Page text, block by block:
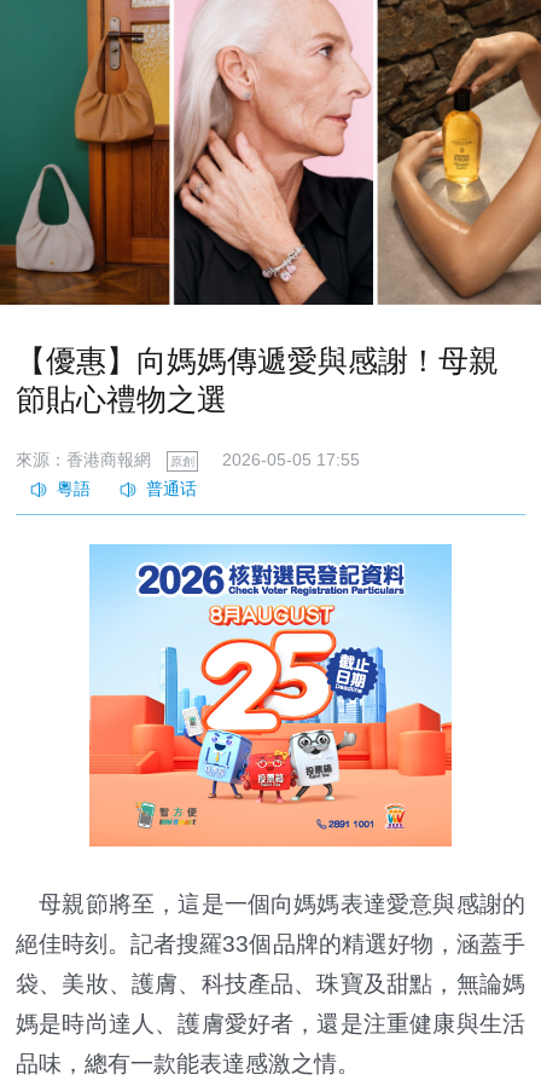
【優惠】向媽媽傳遞愛與感謝！母親
節貼心禮物之選
來源：香港商報網 原創 2026-05-05 17:55
母親節將至，這是一個向媽媽表達愛意與感謝的
絕佳時刻。記者搜羅33個品牌的精選好物，涵蓋手
袋、美妝、護膚、科技產品、珠寶及甜點，無論媽
媽是時尚達人、護膚愛好者，還是注重健康與生活
品味，總有一款能表達感激之情。